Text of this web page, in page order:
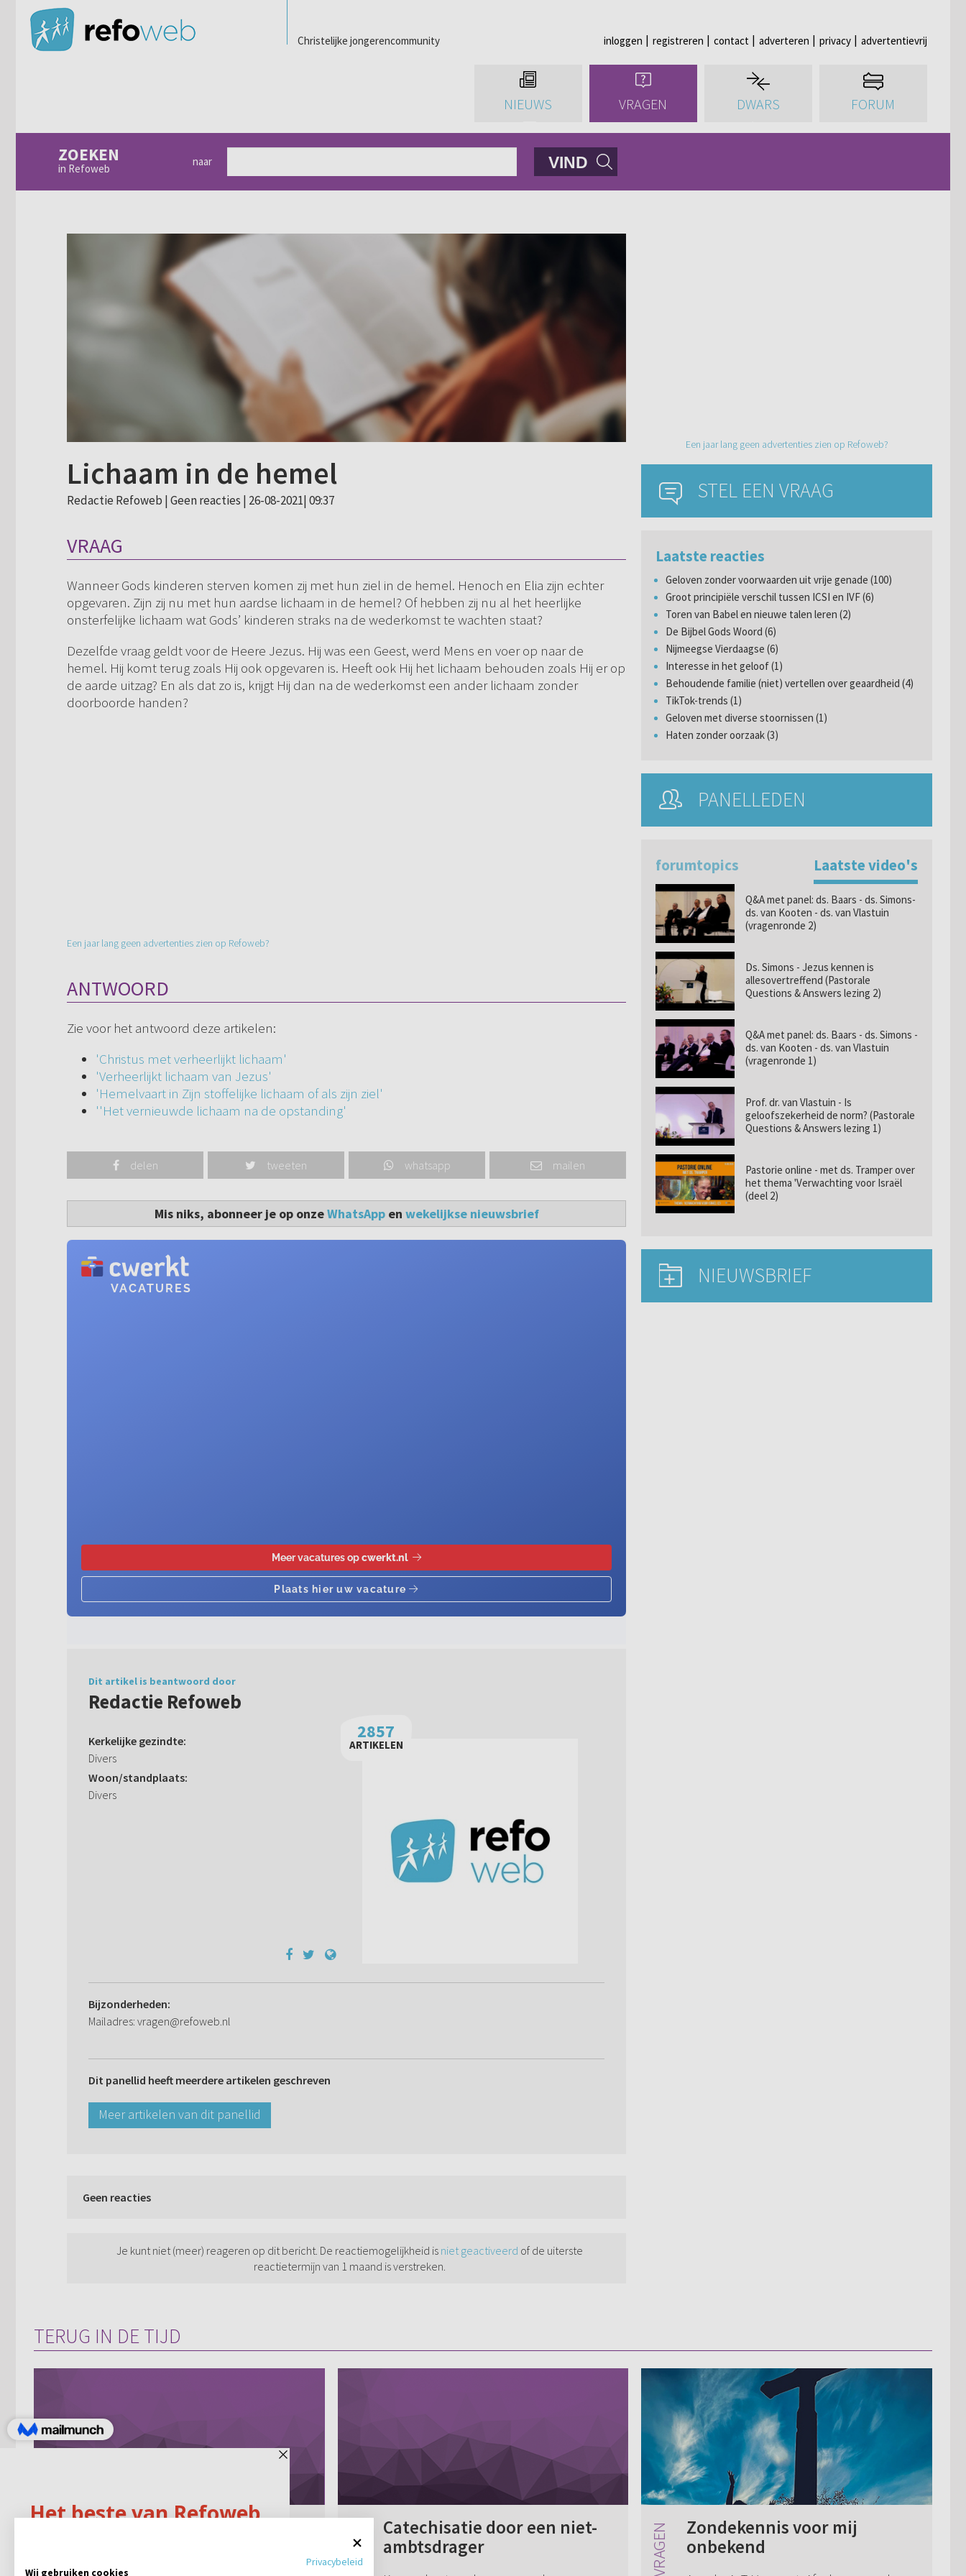
Christelijke jongerencommunity inloggen registreren contact adverteren privacy advertentievrij
NIEUWS VRAGEN DWARS FORUM
ZOEKEN
in Refoweb
naar VIND
Lichaam in de hemel
Redactie Refoweb | Geen reacties | 26-08-2021| 09:37
VRAAG
Wanneer Gods kinderen sterven komen zij met hun ziel in de hemel. Henoch en Elia zijn echter
opgevaren. Zijn zij nu met hun aardse lichaam in de hemel? Of hebben zij nu al het heerlijke
onsterfelijke lichaam wat Gods’ kinderen straks na de wederkomst te wachten staat?
Dezelfde vraag geldt voor de Heere Jezus. Hij was een Geest, werd Mens en voer op naar de
hemel. Hij komt terug zoals Hij ook opgevaren is. Heeft ook Hij het lichaam behouden zoals Hij er op
de aarde uitzag? En als dat zo is, krijgt Hij dan na de wederkomst een ander lichaam zonder
doorboorde handen?
Een jaar lang geen advertenties zien op Refoweb?
ANTWOORD
Zie voor het antwoord deze artikelen:
'Christus met verheerlijkt lichaam'
'Verheerlijkt lichaam van Jezus'
'Hemelvaart in Zijn stoffelijke lichaam of als zijn ziel'
''Het vernieuwde lichaam na de opstanding'
delen tweeten whatsapp mailen
Mis niks, abonneer je op onzeWhatsAppen wekelijkse nieuwsbrief
Dit artikel is beantwoord door
Redactie Refoweb
Kerkelijke gezindte:
Divers
Woon/standplaats:
Divers
2857
ARTIKELEN
Bijzonderheden:
Mailadres: vragen@refoweb.nl
Dit panellid heeft meerdere artikelen geschreven
Meer artikelen van dit panellid
Geen reacties
Je kunt niet (meer) reageren op dit bericht. De reactiemogelijkheid is niet geactiveerd of de uiterste
reactietermijn van 1 maand is verstreken.
Een jaar lang geen advertenties zien op Refoweb?
STEL EEN VRAAG
Laatste reacties
Geloven zonder voorwaarden uit vrije genade (100)
Groot principiële verschil tussen ICSI en IVF (6)
Toren van Babel en nieuwe talen leren (2)
De Bijbel Gods Woord (6)
Nijmeegse Vierdaagse (6)
Interesse in het geloof (1)
Behoudende familie (niet) vertellen over geaardheid (4)
TikTok-trends (1)
Geloven met diverse stoornissen (1)
Haten zonder oorzaak (3)
PANELLEDEN
forumtopics Laatste video's
Q&A met panel: ds. Baars - ds. Simons-
ds. van Kooten - ds. van Vlastuin
(vragenronde 2)
Ds. Simons - Jezus kennen is
allesovertreffend (Pastorale
Questions & Answers lezing 2)
Q&A met panel: ds. Baars - ds. Simons -
ds. van Kooten - ds. van Vlastuin
(vragenronde 1)
Prof. dr. van Vlastuin - Is
geloofszekerheid de norm? (Pastorale
Questions & Answers lezing 1)
Pastorie online - met ds. Tramper over
het thema 'Verwachting voor Israël
(deel 2)
NIEUWSBRIEF
TERUG IN DE TIJD
Catechisatie door een niet-
ambtsdrager
Zondekennis voor mij
onbekend
Privacybeleid
Wij gebruiken cookies